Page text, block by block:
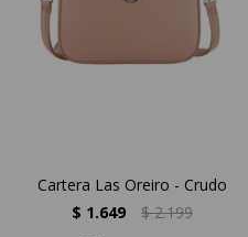
Cartera Las Oreiro - Crudo
$ 1.649 $ 2.199